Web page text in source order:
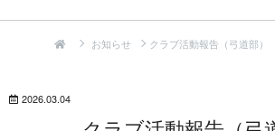
お知らせ クラブ活動報告（弓道部）
2026.03.04